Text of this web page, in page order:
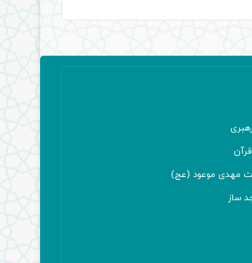
مهدی موعود (عج)
ساز